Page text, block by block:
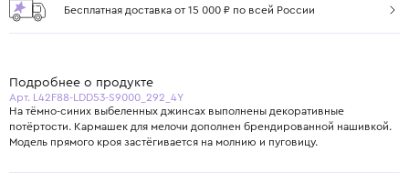
Бесплатная доставка от 15 000 ₽ по всей России
Подробнее о продукте
Арт. L42F88-LDD53-S9000_292_4Y
На тёмно-синих выбеленных джинсах выполнены декоративные
потёртости. Кармашек для мелочи дополнен брендированной нашивкой.
Модель прямого кроя застёгивается на молнию и пуговицу.